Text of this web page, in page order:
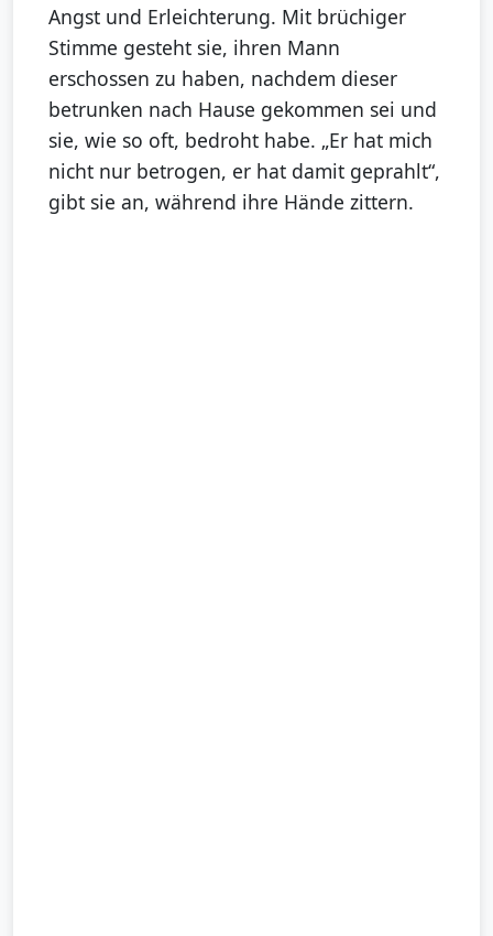
Angst und Erleichterung. Mit brüchiger
Stimme gesteht sie, ihren Mann
erschossen zu haben, nachdem dieser
betrunken nach Hause gekommen sei und
sie, wie so oft, bedroht habe. „Er hat mich
nicht nur betrogen, er hat damit geprahlt“,
gibt sie an, während ihre Hände zittern.